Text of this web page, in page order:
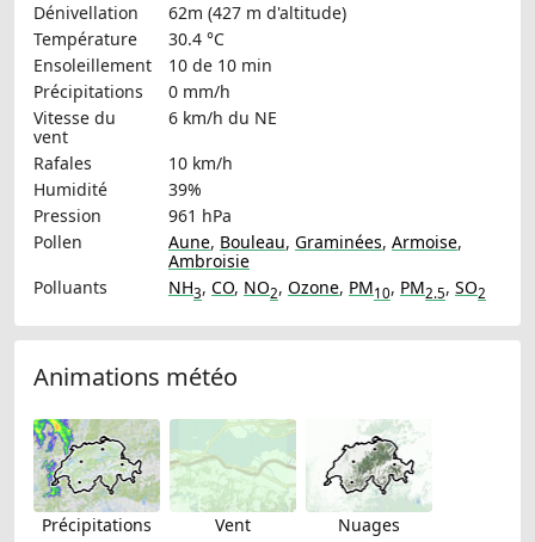
Dénivellation
62m (427 m d'altitude)
Température
30.4 °C
Ensoleillement
10 de 10 min
Précipitations
0 mm/h
Vitesse du
vent
6 km/h du NE
Rafales
10 km/h
Humidité
39%
Pression
961 hPa
Pollen
Aune, Bouleau, Graminées, Armoise,
Ambroisie
Polluants
NH3, CO, NO2, Ozone, PM10, PM2.5, SO2
Animations météo
Précipitations Vent Nuages